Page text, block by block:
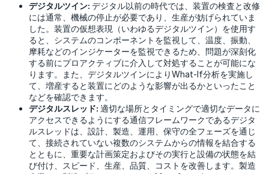
デジタルツイン:デジタル以前の時代では、装置の検査と改修
には通常、機械の停止が必要であり、生産が妨げられていま
した。装置の仮想表現（いわゆるデジタルツイン）を使用す
ると、システムのコンポーネントを監視して、温度、振動、
摩耗などのインジケーターを監視できるため、問題が深刻化
する前にプロアクティブに介入して対処することが可能にな
ります。また、デジタルツインによりWhat-If分析を実施し
て、増産すると装置にどのような影響が出るかといったこと
などを確認できます。
デジタルスレッド:適切な場所とタイミングで適切なデータに
アクセスできるようにする通信フレームワークであるデジタ
ルスレッドは、設計、製造、運用、保守の全フェーズを通じ
て、接続されていない複数のシステムからの情報を結合する
とともに、重要な計画策定およびその実行と設備の状態を結
び付け、スピード、生産、品質、コストを改善します。製造